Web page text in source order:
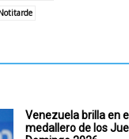
Venezuela brilla en
medallero de los